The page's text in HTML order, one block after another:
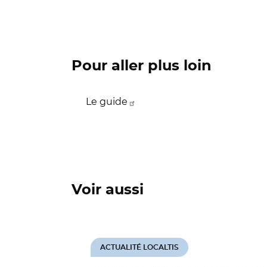
Pour aller plus loin
Le guide
Voir aussi
ACTUALITÉ LOCALTIS